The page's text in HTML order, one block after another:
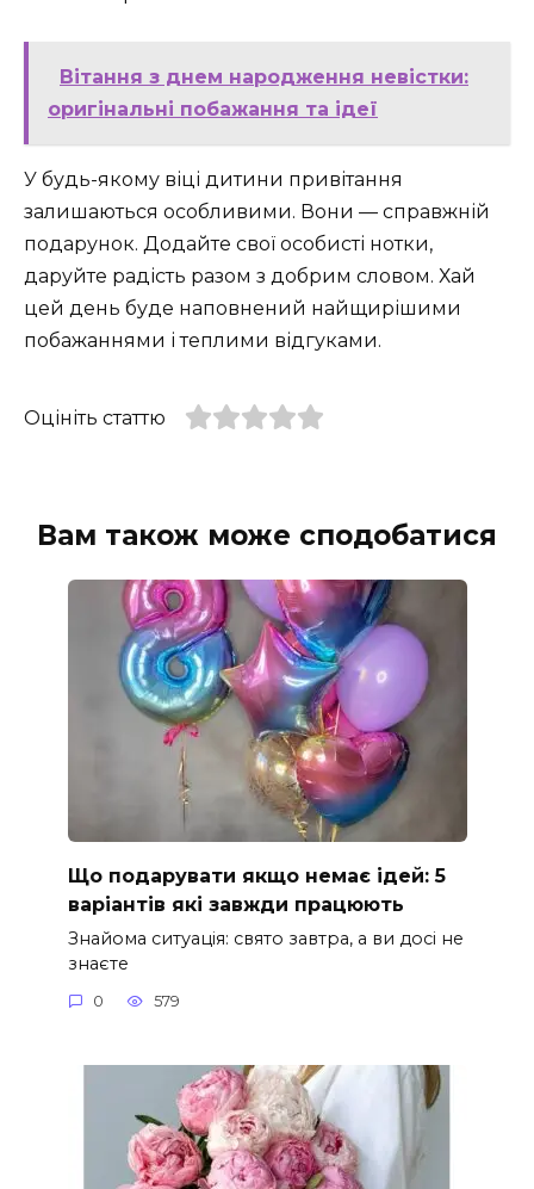
Вітання з днем народження невістки:
оригінальні побажання та ідеї
У будь-якому віці дитини привітання
залишаються особливими. Вони — справжній
подарунок. Додайте свої особисті нотки,
даруйте радість разом з добрим словом. Хай
цей день буде наповнений найщирішими
побажаннями і теплими відгуками.
Оцініть статтю
Вам також може сподобатися
Що подарувати якщо немає ідей: 5
варіантів які завжди працюють
Знайома ситуація: свято завтра, а ви досі не
знаєте
0 579